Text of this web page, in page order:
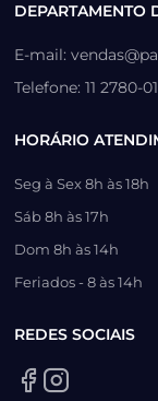
DEPARTAMENTO
E-mail:
Telefone: 11 2780-
HORÁRIO
Seg à Sex 8h às 18h
Sáb 8h às 17h
Dom 8h às 14h
Feriados - 8 às 14h
REDES SOCIAIS